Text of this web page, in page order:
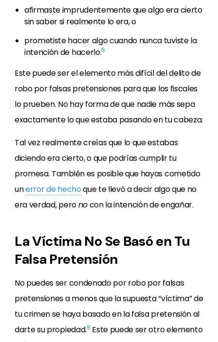
afirmaste imprudentemente que algo era cierto
sin saber si realmente lo era, o
prometiste hacer algo cuando nunca tuviste la
intención de hacerlo.6
Este puede ser el elemento más difícil del delito de
robo por falsas pretensiones para que los fiscales
lo prueben. No hay forma de que nadie más sepa
exactamente lo que estaba pasando en tu cabeza.
Tal vez realmente creías que lo que estabas
diciendo era cierto, o que podrías cumplir tu
promesa. También es posible que hayas cometido
unerror de hechoque te llevó a decir algo que no
era verdad, peronocon la intención de engañar.
La Víctima No Se Basó en Tu
Falsa Pretensión
No puedes ser condenado por robo por falsas
pretensiones a menos que la supuesta “víctima” de
tu crimen se haya basado en la falsa pretensión al
darte su propiedad.8 Este puede ser otro elemento